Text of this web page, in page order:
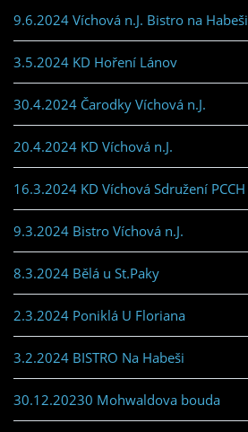
9.6.2024 Víchová n.J. Bistro na Habeši
3.5.2024 KD Hoření Lánov
30.4.2024 Čarodky Víchová n.J.
20.4.2024 KD Víchová n.J.
16.3.2024 KD Víchová Sdružení PCCH
9.3.2024 Bistro Víchová n.J.
8.3.2024 Bělá u St.Paky
2.3.2024 Poniklá U Floriana
3.2.2024 BISTRO Na Habeši
30.12.20230 Mohwaldova bouda